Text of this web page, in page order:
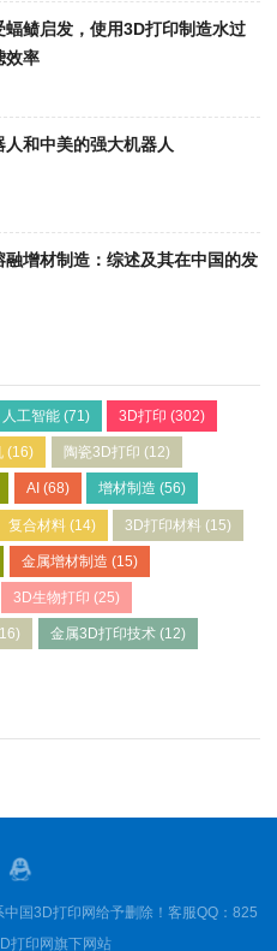
蝠鲼启发，使用3D打印制造水过
效率
人和中美的强大机器人
融增材制造：综述及其在中国的发
人工智能(71) 3D打印 (302)
(16) 陶瓷3D打印 (12)
AI (68) 增材制造 (56)
复合材料(14) 3D打印材料 (15)
金属增材制造 (15)
3D生物打印 (25)
金属3D打印技术(12)
国3D打印网给予删除！客服QQ：825
打印网旗下网站